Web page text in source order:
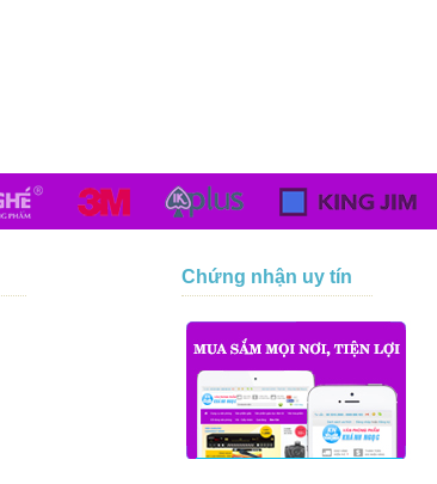
Chứng nhận uy tín